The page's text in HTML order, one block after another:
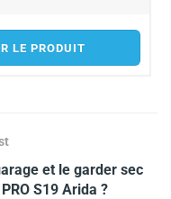
LE PRODUIT
et le garder sec
S19 Arida ?